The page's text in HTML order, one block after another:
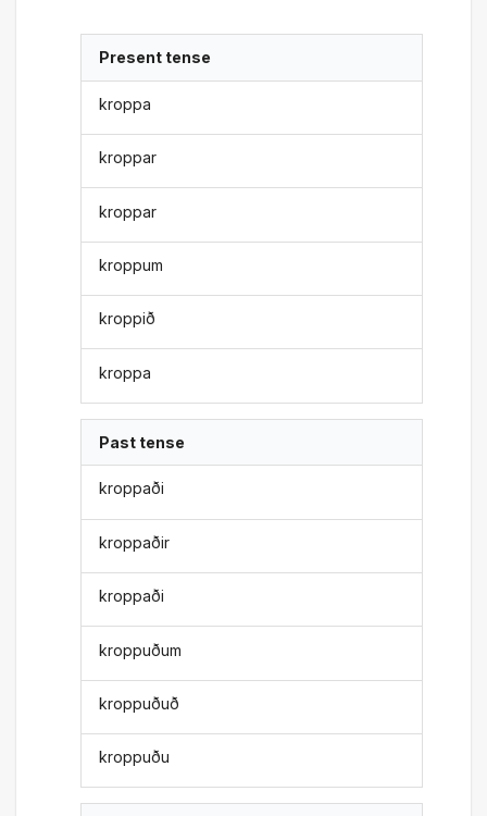
Present tense
kroppa
kroppar
kroppar
kroppum
kroppið
kroppa
Past tense
kroppaði
kroppaðir
kroppaði
kroppuðum
kroppuðuð
kroppuðu